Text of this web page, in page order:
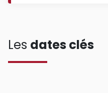
Les dates clés